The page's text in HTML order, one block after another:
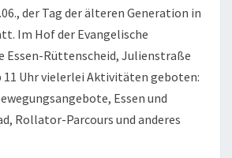
der Tag der älteren Generation in
Im Hof der Evangelische
Essen-Rüttenscheid, Julienstraße
11 Uhr vielerlei Aktivitäten geboten:
Essen und
Rollator-Parcours und anderes